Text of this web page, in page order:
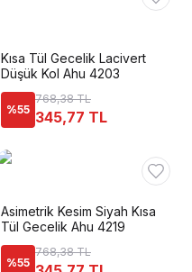
Kısa Tül Gecelik Lacivert
Düşük Kol Ahu 4203
%55
768,38 TL
345,77 TL
Asimetrik Kesim Siyah Kısa
Tül Gecelik Ahu 4219
%55
768,38 TL